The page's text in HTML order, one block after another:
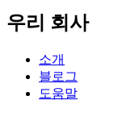
우리 회사
소개
블로그
도움말